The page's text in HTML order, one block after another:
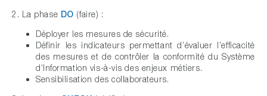
2. La phase DO (faire) :
Déployer les mesures de sécurité.
Définir les indicateurs permettant d’évaluer l’efficacité
des mesures et de contrôler la conformité du Système
d’Information vis-à-vis des enjeux métiers.
Sensibilisation des collaborateurs.